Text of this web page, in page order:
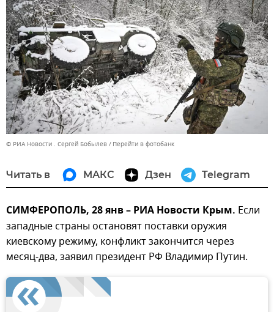
© РИА Новости . Сергей Бобылев Перейти в фотобанк
Читать в МАКС Дзен Telegram
СИМФЕРОПОЛЬ, 28 янв – РИА Новости Крым. Если
западные страны остановят поставки оружия
киевскому режиму, конфликт закончится через
месяц-два, заявил президент РФ Владимир Путин.